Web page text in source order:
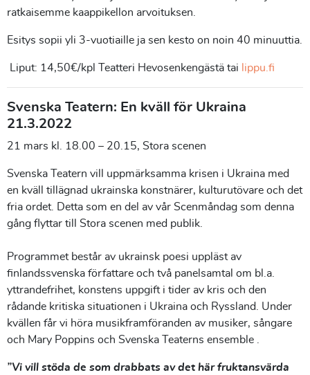
ratkaisemme kaappikellon arvoituksen.
Esitys sopii yli 3-vuotiaille ja sen kesto on noin 40 minuuttia.
Liput: 14,50€/kpl Teatteri Hevosenkengästä tai lippu.fi
Svenska Teatern: En kväll för Ukraina
21.3.2022
21 mars kl. 18.00 – 20.15, Stora scenen
Svenska Teatern vill uppmärksamma krisen i Ukraina med
en kväll tillägnad ukrainska konstnärer, kulturutövare och det
fria ordet. Detta som en del av vår Scenmåndag som denna
gång flyttar till Stora scenen med publik.
Programmet består av ukrainsk poesi uppläst av
finlandssvenska författare och två panelsamtal om bl.a.
yttrandefrihet, konstens uppgift i tider av kris och den
rådande kritiska situationen i Ukraina och Ryssland. Under
kvällen får vi höra musikframföranden av musiker, sångare
och Mary Poppins och Svenska Teaterns ensemble .
”Vi vill stöda de som drabbats av det här fruktansvärda